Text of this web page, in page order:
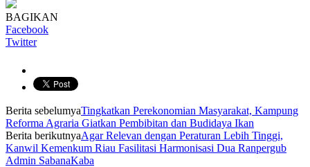
BAGIKAN
Facebook
Twitter
Berita sebelumyaTingkatkan Perekonomian Masyarakat, Kampung
Reforma Agraria Giatkan Pembibitan dan Budidaya Ikan
Berita berikutnyaAgar Relevan dengan Peraturan Lebih Tinggi,
Kanwil Kemenkum Riau Fasilitasi Harmonisasi Dua Ranpergub
Admin SabanaKaba